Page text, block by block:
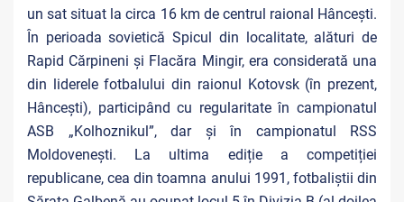
un sat situat la circa 16 km de centrul raional Hâncești.
În perioada sovietică Spicul din localitate, alături de
Rapid Cărpineni și Flacăra Mingir, era considerată una
din liderele fotbalului din raionul Kotovsk (în prezent,
Hâncești), participând cu regularitate în campionatul
ASB „Kolhoznikul”, dar și în campionatul RSS
Moldovenești. La ultima ediție a competiției
republicane, cea din toamna anului 1991, fotbaliștii din